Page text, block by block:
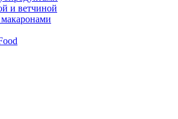
и ветчиной